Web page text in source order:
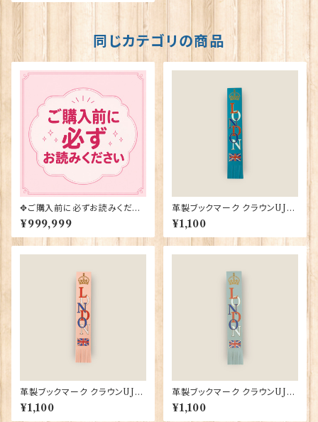
同じカテゴリの商品
✥ご購入前に必ずお読みくださ
い✥
¥999,999
革製ブックマーク クラウンUJ
【ターコイズ】R.C.Brady 9038
2-Turqoise
¥1,100
革製ブックマーク クラウンUJ
【ペールピンク】R.C.Brady 90
382-PalePink
¥1,100
革製ブックマーク クラウンUJ
【ダッグエッグブルー】R.C.Brad
y 90382-DuckEgg
¥1,100